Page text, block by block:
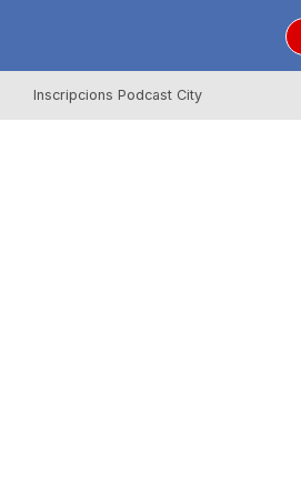
Inscripcions Podcast City